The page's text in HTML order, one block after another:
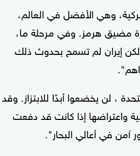
وهي الأفضل في العالم،
مضيق هرمز. وفي مرحلة ما،
إيران لم تسمح بحدوث ذلك
، لن يخضعوا أبدًا للابتزاز. وقد
واعتراضها إذا كانت قد دفعت
آمن في أعالي البحار".